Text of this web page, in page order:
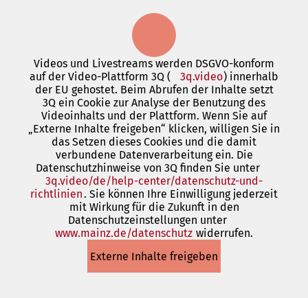
Videos und Livestreams werden DSGVO-konform
auf der Video-Plattform 3Q (
3q.video(Öffnet
in
einem
neuen
Tab)
) innerhalb
der EU gehostet. Beim Abrufen der Inhalte setzt
3Q ein Cookie zur Analyse der Benutzung des
Videoinhalts und der Plattform. Wenn Sie auf
„Externe Inhalte freigeben“ klicken, willigen Sie in
das Setzen dieses Cookies und die damit
verbundene Datenverarbeitung ein. Die
Datenschutzhinweise von 3Q finden Sie unter
3q.video/de/help-center/datenschutz-und-
richtlinien (Öffnet
in
einem
neuen
. Sie können Ihre Einwilligung jederzeit
mit Wirkung für die Zukunft in den
Datenschutzeinstellungen unter
www.mainz.de/datenschutz(Öffnet
einem
neuen
widerrufen.
Externe Inhalte freigeben